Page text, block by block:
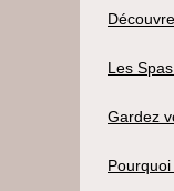
Les
Gardez
Pourquoi